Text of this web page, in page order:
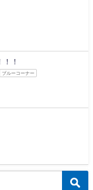
！
ブルーコーナー